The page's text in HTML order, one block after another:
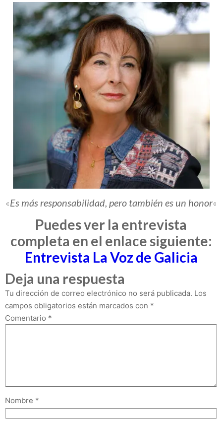
«Es más responsabilidad, pero también es un honor«
Puedes ver la entrevista
completa en el enlace siguiente:
Entrevista La Voz de Galicia
Deja una respuesta
Tu dirección de correo electrónico no será publicada. Los
campos obligatorios están marcados con *
Comentario *
Nombre *